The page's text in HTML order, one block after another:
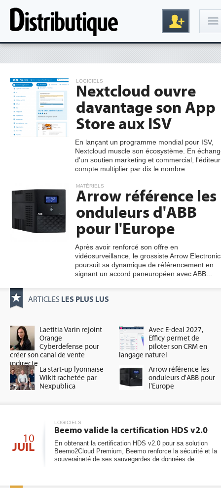
Inscription
gratuite
LOGICIELS
Nextcloud ouvre
davantage son App
Store aux ISV
En lançant un programme mondial pour ISV,
Nextcloud muscle son écosystème. En
d'un soutien marketing et commercial, l'éditeur
compte multiplier par dix le nombre...
MATÉRIELS
Arrow référence les
onduleurs d'ABB
pour l'Europe
Après avoir renforcé son offre en
vidéosurveillance, le grossiste Arrow
poursuit sa dynamique de référencement en
signant un accord paneuropéen avec ABB...
ARTICLES LES PLUS LUS
Laetitia Varin rejoint
Orange
Cyberdefense pour
créer son canal de vente
indirecte
Avec E-deal 2027,
Efficy permet de
piloter son CRM en
langage naturel
La start-up lyonnaise
Wikit rachetée par
Nexpublica
Arrow référence les
onduleurs d'ABB pour
l'Europe
10
JUIL
LOGICIELS
Beemo valide la certification HDS v2.0
En obtenant la certification HDS v2.0 pour sa solution
Beemo2Cloud Premium, Beemo renforce la sécurité et la
souveraineté de ses sauvegardes de données de...